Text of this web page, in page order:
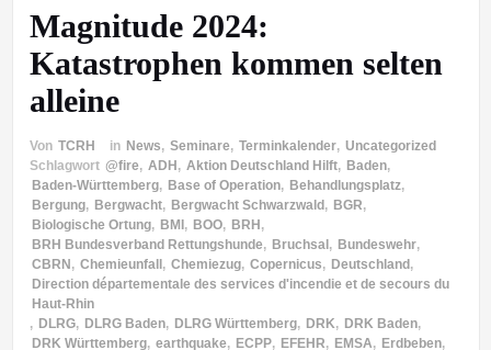
Magnitude 2024:
Katastrophen kommen selten
alleine
Von TCRH in News, Seminare, Terminkalender, Uncategorized
Schlagwort @fire, ADH, Aktion Deutschland Hilft, Baden,
Baden-Württemberg, Base of Operation, Behandlungsplatz,
Bergung, Bergwacht, Bergwacht Schwarzwald, BGR,
Biologische Ortung, BMI, BOO, BRH,
BRH Bundesverband Rettungshunde, Bruchsal, Bundeswehr,
CBRN, Chemieunfall, Chemiezug, Copernicus, Deutschland,
Direction départementale des services d'incendie et de secours du
Haut-Rhin
, DLRG, DLRG Baden, DLRG Württemberg, DRK, DRK Baden,
DRK Württemberg, earthquake, ECPP, EFEHR, EMSA, Erdbeben,